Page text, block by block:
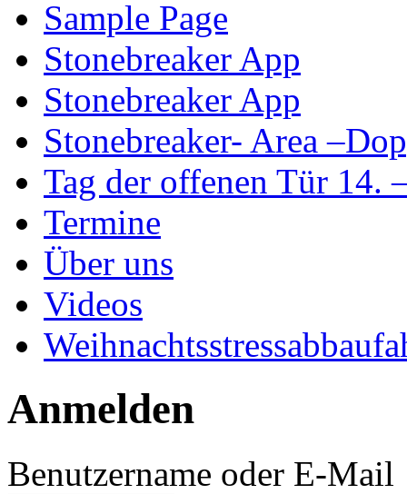
Sample Page
Stonebreaker App
Stonebreaker App
Stonebreaker- Area
Tag der offenen Tür 14.
Termine
Über uns
Videos
Anmelden
Benutzername oder E-Mail